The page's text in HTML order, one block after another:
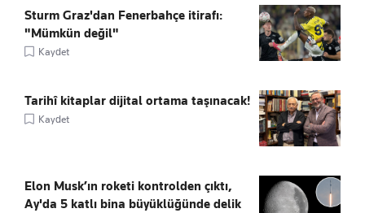
Sturm Graz'dan Fenerbahçe itirafı:
"Mümkün değil"
Kaydet
Tarihî kitaplar dijital ortama taşınacak!
Kaydet
Elon Musk’ın roketi kontrolden çıktı,
Ay'da 5 katlı bina büyüklüğünde delik